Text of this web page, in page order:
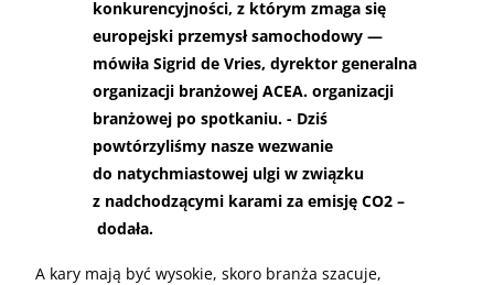
konkurencyjności, z którym zmaga się
europejski przemysł samochodowy —
mówiła Sigrid de Vries, dyrektor generalna
organizacji branżowej ACEA. organizacji
branżowej po spotkaniu. - Dziś
powtórzyliśmy nasze wezwanie
do natychmiastowej ulgi w związku
z nadchodzącymi karami za emisję CO2 –
dodała.
A kary mają być wysokie, skoro branża szacuje,